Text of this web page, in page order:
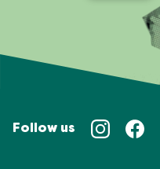
Follow us